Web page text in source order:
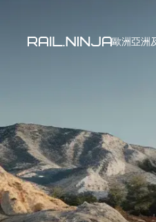
歐洲亞洲